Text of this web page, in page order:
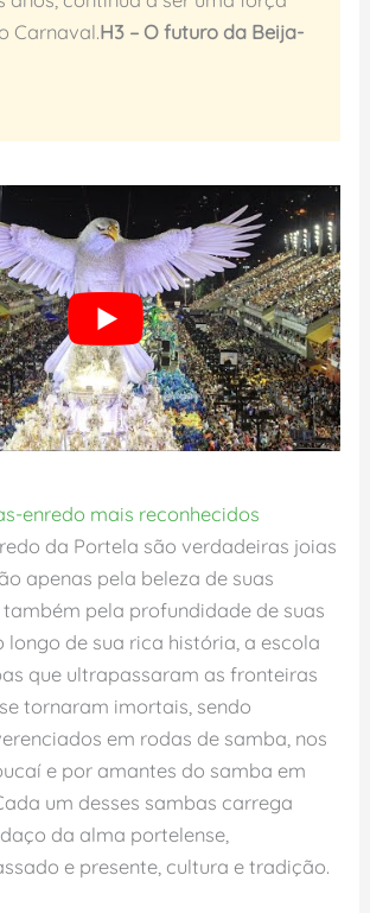
Carnaval.H3 – O futuro da Beija-
enredo mais reconhecidos
da Portela são verdadeiras joias
apenas pela beleza de suas
pela profundidade de suas
longo de sua rica história, a escola
que ultrapassaram as fronteiras
tornaram imortais, sendo
em rodas de samba, nos
e por amantes do samba em
um desses sambas carrega
da alma portelense,
e presente, cultura e tradição.